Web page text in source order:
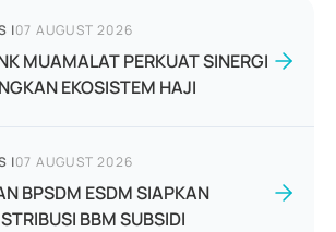
|07 AUGUST 2026
MUAMALAT PERKUAT SINERGI
EKOSISTEM HAJI
|07 AUGUST 2026
BPSDM ESDM SIAPKAN
BBM SUBSIDI